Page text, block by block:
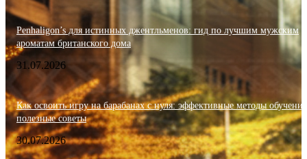
Penhaligon’s для истинных джентльменов: гид по лучшим мужским
ароматам британского дома
31.07.2026
Как освоить игру на барабанах с нуля: эффективные методы
полезные советы
30.07.2026